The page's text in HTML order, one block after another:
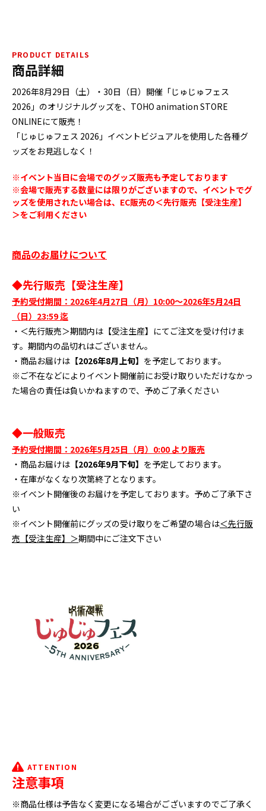
PRODUCT DETAILS
商品詳細
2026年8月29日（土）・30日（日）開催「じゅじゅフェス
2026」のオリジナルグッズを、TOHO animation STORE
ONLINEにて販売！
「じゅじゅフェス 2026」イベントビジュアルを使用した各種グ
ッズをお見逃しなく！
※イベント当日に会場でのグッズ販売も予定しております
※会場で販売する数量には限りがございますので、イベントでグ
ッズを使用されたい場合は、EC販売の＜先行販売【受注生産】
＞をご利用ください
商品のお届けについて
◆先行販売【受注生産】
予約受付期間：2026年4月27日（月）10:00～2026年5月24日
（日）23:59 迄
・＜先行販売＞期間内は【受注生産】にてご注文を受け付けま
す。期間内の品切れはございません。
・商品お届けは 【2026年8月上旬】 を予定しております。
※ご不在などによりイベント開催前にお受け取りいただけなかっ
た場合の責任は負いかねますので、予めご了承ください
◆一般販売
予約受付期間：2026年5月25日（月）0:00 より販売
・商品お届けは 【2026年9月下旬】 を予定しております。
・在庫がなくなり次第終了となります。
※イベント開催後のお届けを予定しております。予めご了承下さ
い
※イベント開催前にグッズの受け取りをご希望の場合は＜先行販
売【受注生産】＞期間中にご注文下さい
ATTENTION
注意事項
※商品仕様は予告なく変更になる場合がございますのでご了承く